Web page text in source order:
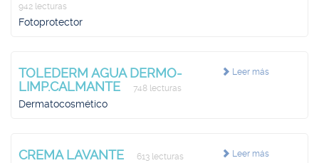
942 lecturas
Fotoprotector
Leer más
TOLEDERM AGUA DERMO-
LIMP.CALMANTE
748 lecturas
Dermatocosmético
Leer más
CREMA LAVANTE 613 lecturas